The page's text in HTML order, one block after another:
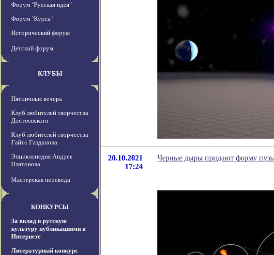
Форум "Русская идея"
Форум "Курск"
Исторический форум
Детский форум
КЛУБЫ
Пятничные вечера
Клуб любителей творчества
Достоевского
Клуб любителей творчества
Гайто Газданова
Энциклопедия Андрея
Платонова
Мастерская перевода
КОНКУРСЫ
За вклад в русскую
культуру публикациями в
Интернете
Литературный конкурс
20.10.2021
17:24
Черные дыры придают форму